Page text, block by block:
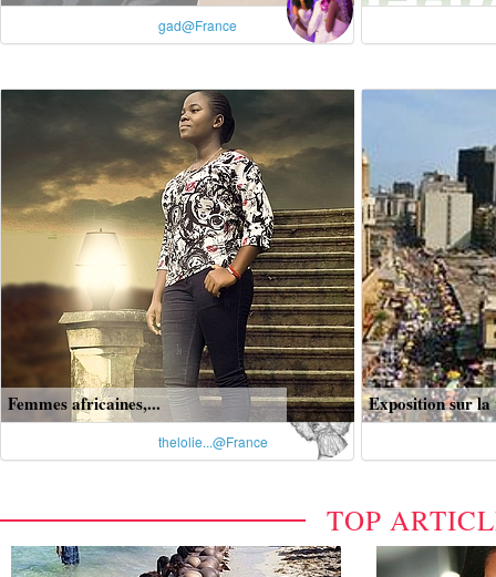
gad@France
Femmes africaines,...
thelolie...@France
Exposition sur la
TOP